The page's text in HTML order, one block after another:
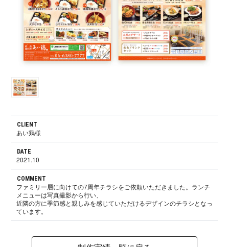
CLIENT
あい鶏様
DATE
2021.10
COMMENT
ファミリー層に向けての7周年チラシをご依頼いただきました。ランチ
メニューは写真撮影から行い、
近隣の方に季節感と親しみを感じていただけるデザインのチラシとなっ
ています。